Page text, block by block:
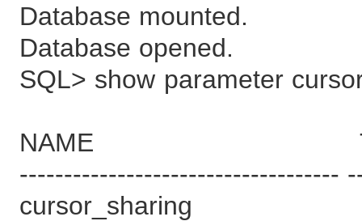
Database mounted.
Database opened.
SQL> show parameter
NAME
------------------------------------
cursor_sharing